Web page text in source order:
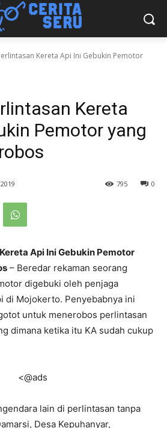
Kereta Api Ini Gebukin Pemotor
Kereta
Pemotor yang
0
795
Api Ini Gebukin Pemotor
– Beredar rekaman seorang
digebuki oleh penjaga
di Mojokerto. Penyebabnya ini
untuk menerobos perlintasan
dimana ketika itu KA sudah cukup
<@ads
lain di perlintasan tanpa
Desa Kepuhanyar,